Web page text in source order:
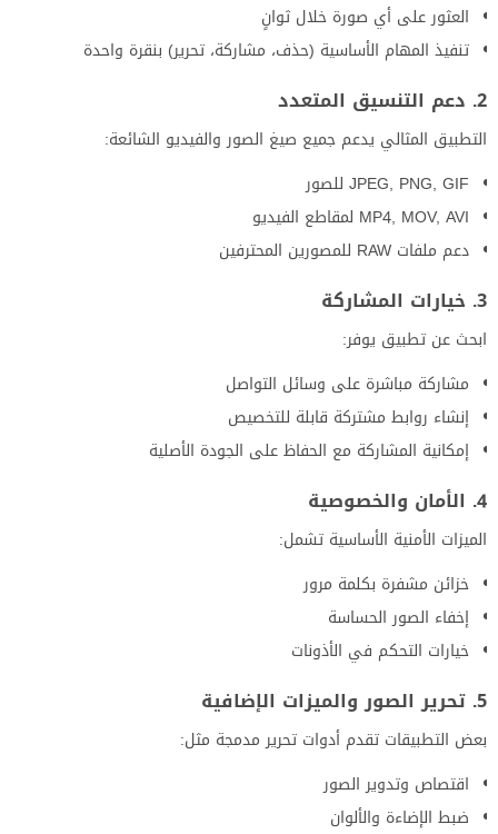
العثور على أي صورة خلال ثوانٍ
تنفيذ المهام الأساسية (حذف، مشاركة، تحرير) بنقرة واحدة
2. دعم التنسيق المتعدد
التطبيق المثالي يدعم جميع صيغ الصور والفيديو الشائعة:
JPEG, PNG, GIF للصور
MP4, MOV, AVI لمقاطع الفيديو
دعم ملفات RAW للمصورين المحترفين
3. خيارات المشاركة
ابحث عن تطبيق يوفر:
مشاركة مباشرة على وسائل التواصل
إنشاء روابط مشتركة قابلة للتخصيص
إمكانية المشاركة مع الحفاظ على الجودة الأصلية
4. الأمان والخصوصية
الميزات الأمنية الأساسية تشمل:
خزائن مشفرة بكلمة مرور
إخفاء الصور الحساسة
خيارات التحكم في الأذونات
5. تحرير الصور والميزات الإضافية
بعض التطبيقات تقدم أدوات تحرير مدمجة مثل:
اقتصاص وتدوير الصور
ضبط الإضاءة والألوان